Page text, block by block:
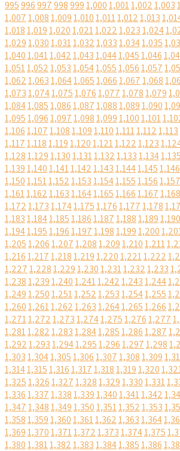
9959969979989991,0001,0011,0021,003
1,0071,0081,0091,0101,0111,0121,013
1,0181,0191,0201,0211,0221,0231,024
1,0291,0301,0311,0321,0331,0341,035
1,0401,0411,0421,0431,0441,0451,046
1,0511,0521,0531,0541,0551,0561,057
1,0621,0631,0641,0651,0661,0671,068
1,0731,0741,0751,0761,0771,0781,079
1,0841,0851,0861,0871,0881,0891,090
1,0951,0961,0971,0981,0991,1001,101
1,1061,1071,1081,1091,1101,1111,1121,113
1,1171,1181,1191,1201,1211,1221,123
1,1281,1291,1301,1311,1321,1331,1341,135
1,1391,1401,1411,1421,1431,1441,1451,146
1,1501,1511,1521,1531,1541,1551,1561,157
1,1611,1621,1631,1641,1651,1661,1671,168
1,1721,1731,1741,1751,1761,1771,178
1,1831,1841,1851,1861,1871,1881,1891,190
1,1941,1951,1961,1971,1981,1991,200
1,2051,2061,2071,2081,2091,2101,211
1,2161,2171,2181,2191,2201,2211,222
1,2271,2281,2291,2301,2311,2321,233
1,2381,2391,2401,2411,2421,2431,244
1,2491,2501,2511,2521,2531,2541,255
1,2601,2611,2621,2631,2641,2651,266
1,2711,2721,2731,2741,2751,2761,277
1,2811,2821,2831,2841,2851,2861,287
1,2921,2931,2941,2951,2961,2971,298
1,3031,3041,3051,3061,3071,3081,309
1,3141,3151,3161,3171,3181,3191,320
1,3251,3261,3271,3281,3291,3301,331
1,3361,3371,3381,3391,3401,3411,342
1,3471,3481,3491,3501,3511,3521,353
1,3581,3591,3601,3611,3621,3631,364
1,3691,3701,3711,3721,3731,3741,375
1,3801,3811,3821,3831,3841,3851,386